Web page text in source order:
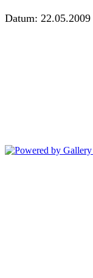
Datum: 22.05.2009